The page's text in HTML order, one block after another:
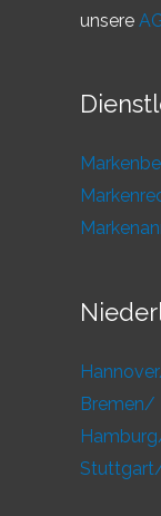
unsere
Bremen/